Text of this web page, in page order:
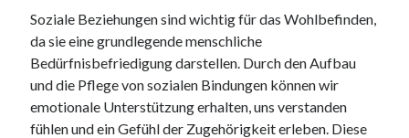
Soziale Beziehungen sind wichtig für das Wohlbefinden,
da sie eine grundlegende menschliche
Bedürfnisbefriedigung darstellen. Durch den Aufbau
und die Pflege von sozialen Bindungen können wir
emotionale Unterstützung erhalten, uns verstanden
fühlen und ein Gefühl der Zugehörigkeit erleben. Diese